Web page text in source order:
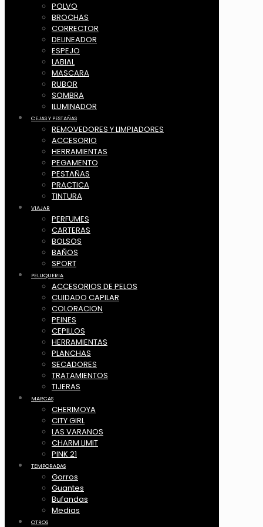
POLVO
BROCHAS
CORRECTOR
DELINEADOR
ESPEJO
LABIAL
MASCARA
RUBOR
SOMBRA
ILUMINADOR
CEJAS Y PESTAÑAS
REMOVEDORES Y LIMPIADORES
ACCESORIO
HERRAMIENTAS
PEGAMENTO
PESTAÑAS
PRACTICA
TINTURA
VIAJAR
PERFUMES
CARTERAS
BOLSOS
BAÑOS
SPORT
PELUQUERIA
ACCESORIOS DE PELOS
CUIDADO CAPILAR
COLORACION
PEINES
CEPILLOS
HERRAMIENTAS
PLANCHAS
SECADORES
TRATAMIENTOS
TIJERAS
MARCAS
CHERIMOYA
CITY GIRL
LAS VARANOS
CHARM LIMIT
PINK 21
TEMPORADAS
Gorros
Guantes
Bufandas
Medias
OTROS